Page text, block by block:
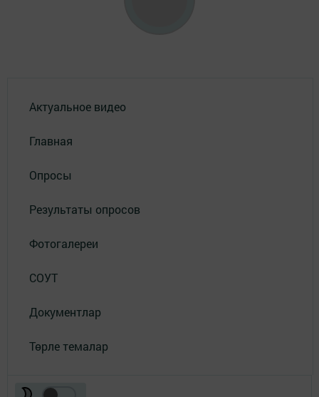
Актуальное видео
Главная
Опросы
Результаты опросов
Фотогалереи
СОУТ
Документлар
Төрле темалар